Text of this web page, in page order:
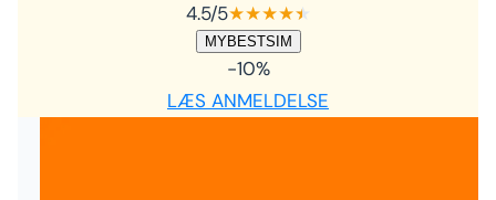
4.5/5★★★★★
★
MYBESTSIM
-10%
LÆS ANMELDELSE